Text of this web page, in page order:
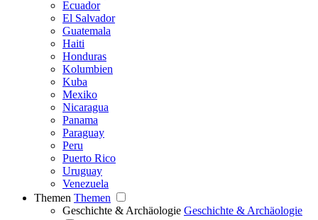
Ecuador
El Salvador
Guatemala
Haiti
Honduras
Kolumbien
Kuba
Mexiko
Nicaragua
Panama
Paraguay
Peru
Puerto Rico
Uruguay
Venezuela
Themen Themen
Geschichte & Archäologie Geschichte & Archäologie